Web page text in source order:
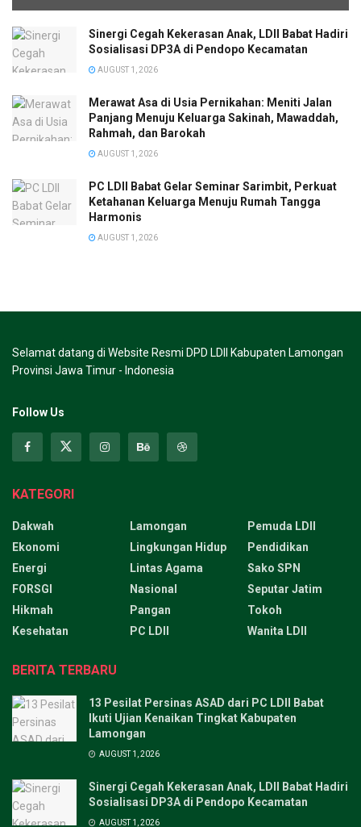
Sinergi Cegah Kekerasan Anak, LDII Babat Hadiri
Sosialisasi DP3A di Pendopo Kecamatan
AUGUST 1, 2026
Merawat Asa di Usia Pernikahan: Meniti Jalan
Panjang Menuju Keluarga Sakinah, Mawaddah,
Rahmah, dan Barokah
AUGUST 1, 2026
PC LDII Babat Gelar Seminar Sarimbit, Perkuat
Ketahanan Keluarga Menuju Rumah Tangga
Harmonis
AUGUST 1, 2026
Selamat datang di Website Resmi DPD LDII Kabupaten Lamongan
Provinsi Jawa Timur - Indonesia
Follow Us
KATEGORI
Dakwah
Ekonomi
Energi
FORSGI
Hikmah
Kesehatan
Lamongan
Lingkungan Hidup
Lintas Agama
Nasional
Pangan
PC LDII
Pemuda LDII
Pendidikan
Sako SPN
Seputar Jatim
Tokoh
Wanita LDII
BERITA TERBARU
13 Pesilat Persinas ASAD dari PC LDII Babat
Ikuti Ujian Kenaikan Tingkat Kabupaten
Lamongan
AUGUST 1, 2026
Sinergi Cegah Kekerasan Anak, LDII Babat Hadiri
Sosialisasi DP3A di Pendopo Kecamatan
AUGUST 1, 2026